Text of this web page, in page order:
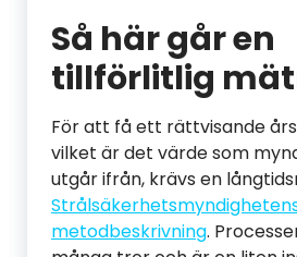
Så här går en
tillförlitlig
För att få ett rättvisande
vilket är det värde som
utgår ifrån, krävs en
metodbeskrivning.